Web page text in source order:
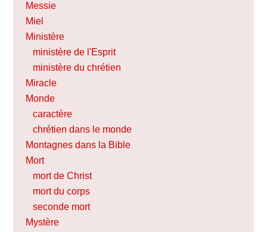
Messie
Miel
Ministère
ministère de l'Esprit
ministère du chrétien
Miracle
Monde
caractère
chrétien dans le monde
Montagnes dans la Bible
Mort
mort de Christ
mort du corps
seconde mort
Mystère